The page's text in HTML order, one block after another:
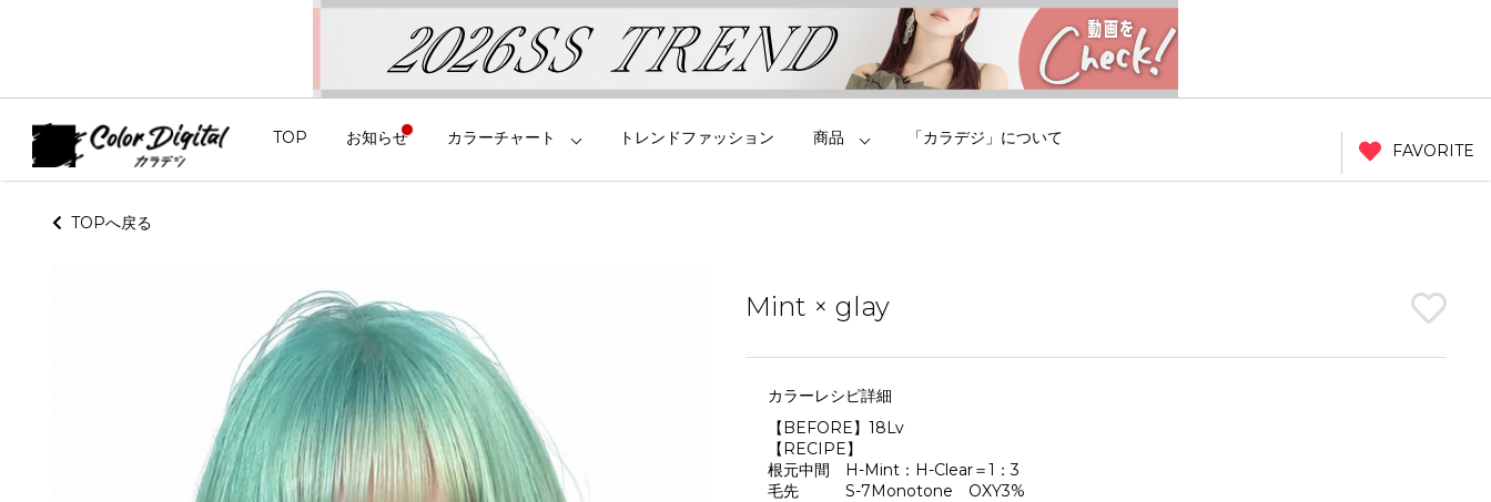
TOP お知らせ カラーチャート トレンドファッション 商品 「カラデジ」について
FAVORITE
TOPへ戻る
Mint × glay
カラーレシピ詳細
【BEFORE】18Lv
【RECIPE】
根元中間 H-Mint：H-Clear＝1：3
毛先 S-7Monotone OXY3%